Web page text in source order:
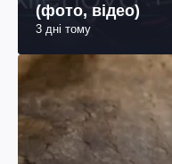
(фото, відео)
3 дні тому